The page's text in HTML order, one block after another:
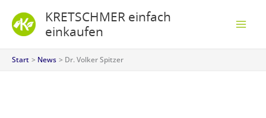
Inhalt
springen
KRETSCHMER einfach
einkaufen
Start News Dr. Volker Spitzer
u
c
h